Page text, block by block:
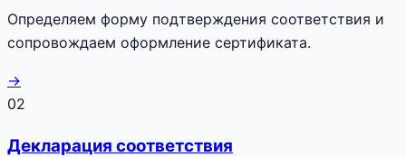
Определяем форму подтверждения соответствия и
сопровождаем оформление сертификата.
→
02
Декларация соответствия